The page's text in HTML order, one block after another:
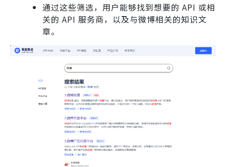
通过这些筛选，用户能够找到想要的 API 或相
关的 API 服务商，以及与微博相关的知识文
章。